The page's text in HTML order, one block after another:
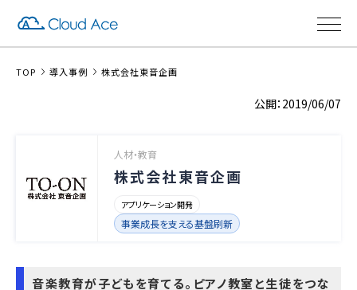
TOP 導入事例 株式会社東音企画
2019/06/07
人材・教育
株式会社東音企画
アプリケーション開発
事業成長を支える基盤刷新
音楽教育が子どもを育てる。ピアノ教室と生徒をつな